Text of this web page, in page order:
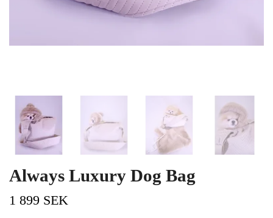
Always Luxury Dog Bag
1 899 SEK